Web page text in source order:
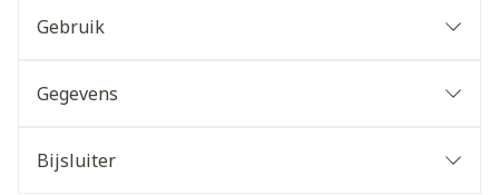
Gebruik
Gegevens
Bijsluiter